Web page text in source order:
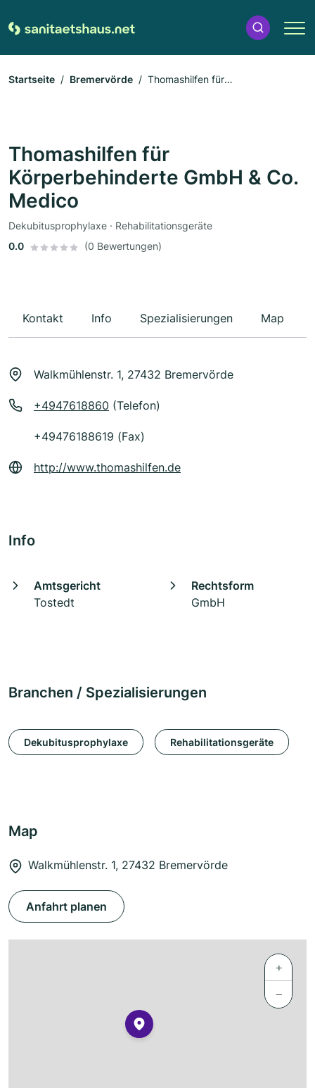
Startseite Bremervörde
Thomashilfen für
Thomashilfen für
Körperbehinderte GmbH & Co.
Medico
Dekubitusprophylaxe · Rehabilitationsgeräte
0.0
(0 Bewertungen)
Kontakt Info Spezialisierungen Map
Walkmühlenstr. 1, 27432 Bremervörde
+4947618860 (Telefon)
+49476188619 (Fax)
http://www.thomashilfen.de
Info
Amtsgericht
Tostedt
Rechtsform
GmbH
Branchen / Spezialisierungen
Dekubitusprophylaxe Rehabilitationsgeräte
Map
Walkmühlenstr. 1, 27432 Bremervörde
Anfahrt planen
+
−